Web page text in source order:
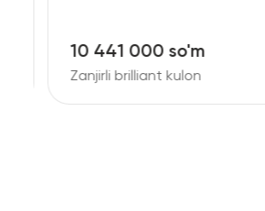
10 441 000 so'm
Zanjirli brilliant kulon